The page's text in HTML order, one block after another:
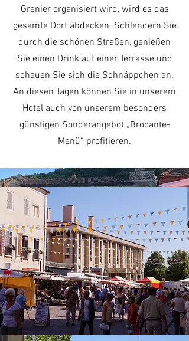
Grenier organisiert wird, wird es das
gesamte Dorf abdecken. Schlendern Sie
durch die schönen Straßen, genießen
Sie einen Drink auf einer Terrasse und
schauen Sie sich die Schnäppchen an.
An diesen Tagen können Sie in unserem
Hotel auch von unserem besonders
günstigen Sonderangebot „Brocante-
Menü“ profitieren.